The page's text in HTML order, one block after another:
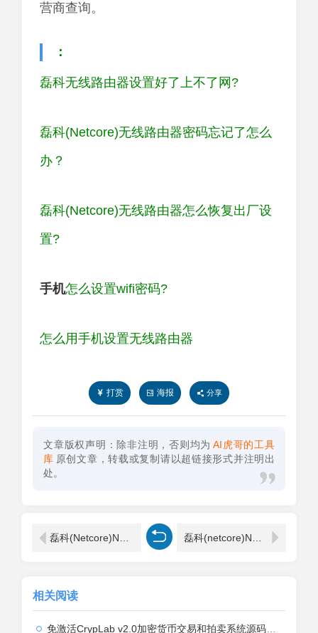
营商查询。
：
磊科无线路由器设置好了上不了网?
磊科(Netcore)无线路由器密码忘记了怎么
办？
磊科(Netcore)无线路由器怎么恢复出厂设
置?
手机怎么设置wifi密码?
怎么用手机设置无线路由器
打赏 海报 分享
文章版权声明：除非注明，否则均为 AI虎哥的工具
库 原创文章，转载或复制请以超链接形式并注明出
处。
磊科(Netcore)NW705P无线路由器设置步骤 磊科(netcore)NW714无线路由器设置图解
相关阅读
免激活CrypLab v2.0加密货币交易和拍卖系统源码，前台新增中文后台全部汉化